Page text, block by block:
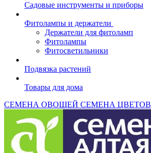
Садовые инструменты и приборы
Фитолампы и держатели
Держатели для фитоламп
Фитолампы
Фитосветильники
Подвязка растений
Товары для дома
СЕМЕНА ОВОЩЕЙ СЕМЕНА ЦВЕТОВ